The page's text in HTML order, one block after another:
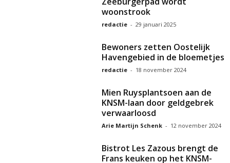
woonstrook
redactie - 29 januari 2025
Bewoners zetten Oostelijk
Havengebied in de bloemetjes
redactie - 18 november 2024
Mien Ruysplantsoen aan de
KNSM-laan door geldgebrek
verwaarloosd
Arie Martijn Schenk - 12 november 2024
Bistrot Les Zazous brengt de
Frans keuken op het KNSM-